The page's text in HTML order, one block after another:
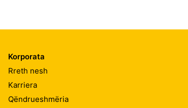
Korporata
Rreth nesh
Karriera
Qëndrueshmëria